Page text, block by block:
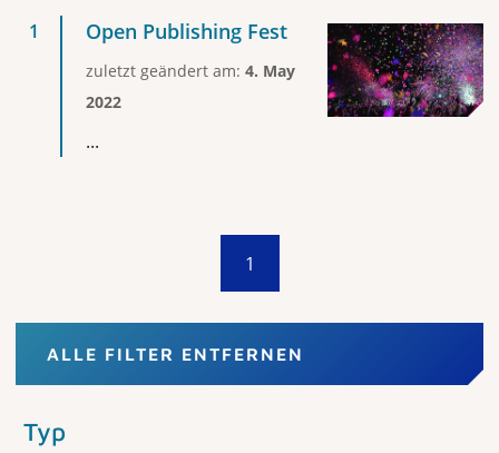
Open Publishing Fest
zuletzt geändert am: 4. May
2022
...
1
ALLE FILTER ENTFERNEN
Typ